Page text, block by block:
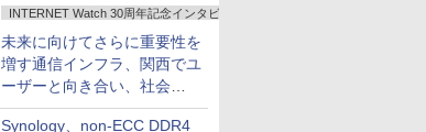
INTERNET Watch 30周年記念インタビュー
未来に向けてさらに重要性を
増す通信インフラ、関西でユ
ーザーと向き合い、社会
の“あたらしい”を起動し続け
Synology、non-ECC DDR4